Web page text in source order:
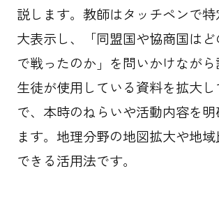
説します。教師はタッチペンで
大表示し、「同盟国や協商国は
で戦ったのか」を問いかけながら
生徒が使用している資料を拡大し
で、本時のねらいや活動内容を
ます。地理分野の地図拡大や地
できる活用法です。